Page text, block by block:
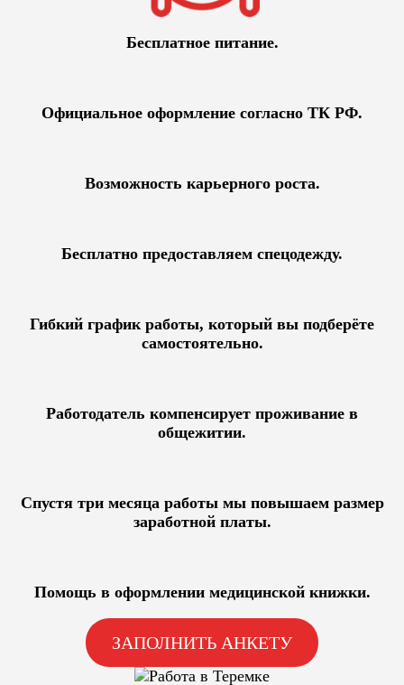
Бесплатное питание.
Официальное оформление согласно ТК РФ.
Возможность карьерного роста.
Бесплатно предоставляем спецодежду.
Гибкий график работы, который вы подберёте
самостоятельно.
Работодатель компенсирует проживание в
общежитии.
Спустя три месяца работы мы повышаем размер
заработной платы.
Помощь в оформлении медицинской книжки.
ЗАПОЛНИТЬ АНКЕТУ